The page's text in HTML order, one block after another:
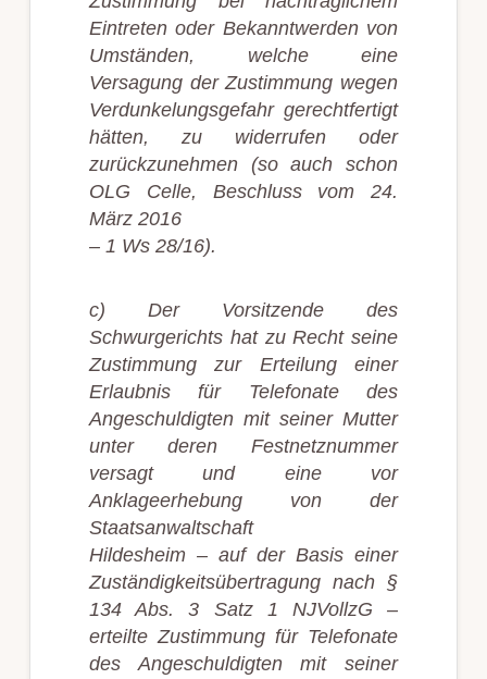
Eintreten oder Bekanntwerden von
Umständen, welche eine
Versagung der Zustimmung wegen
Verdunkelungsgefahr gerechtfertigt
hätten, zu widerrufen oder
zurückzunehmen (so auch schon
OLG Celle, Beschluss vom 24.
März 2016
– 1 Ws 28/16).
c) Der Vorsitzende des
Schwurgerichts hat zu Recht seine
Zustimmung zur Erteilung einer
Erlaubnis für Telefonate des
Angeschuldigten mit seiner Mutter
unter deren Festnetznummer
versagt und eine vor
Anklageerhebung von der
Staatsanwaltschaft
Hildesheim – auf der Basis einer
Zuständigkeitsübertragung nach §
134 Abs. 3 Satz 1 NJVollzG –
erteilte Zustimmung für Telefonate
des Angeschuldigten mit seiner